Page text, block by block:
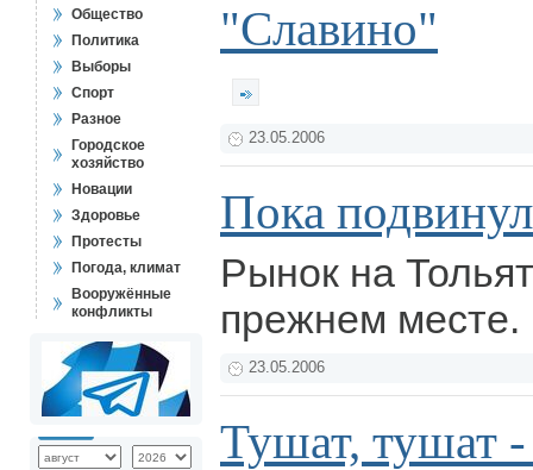
Общество
Политика
Выборы
Спорт
Разное
Городское
хозяйство
Новации
Здоровье
Протесты
Погода, климат
Вооружённые
конфликты
"Славино"
23.05.2006
Пока
Рынок на
прежнем
23.05.2006
Тушат, тушат